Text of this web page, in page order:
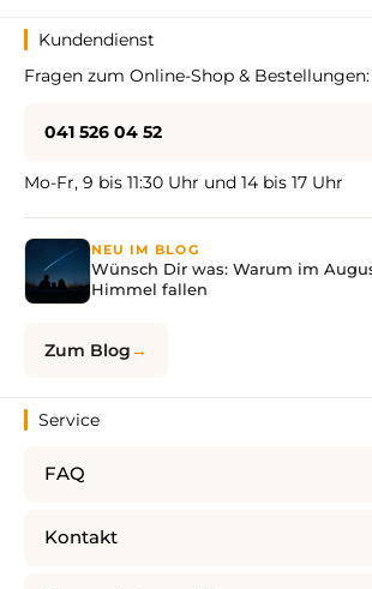
Kundendienst
Fragen zum Online-Shop & Bestellungen:
041 526 04 52
Mo-Fr, 9 bis 11:30 Uhr und 14 bis 17 Uhr
NEU IM BLOG
Wünsch Dir was: Warum im
Himmel fallen
Zum Blog
Service
FAQ
Kontakt